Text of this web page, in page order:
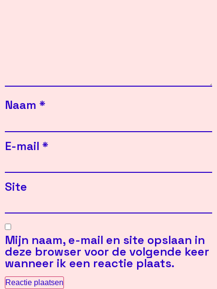
Naam *
E-mail *
Site
Mijn naam, e-mail en site opslaan in
deze browser voor de volgende keer
wanneer ik een reactie plaats.